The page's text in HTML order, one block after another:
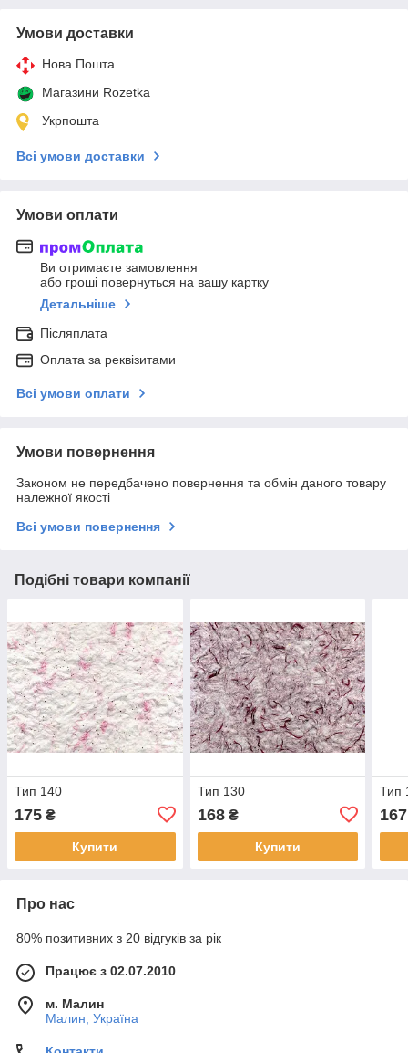
Умови доставки
Нова Пошта
Магазини Rozetka
Укрпошта
Всі умови доставки
Умови оплати
Ви отримаєте замовлення
або гроші повернуться на вашу картку
Детальніше
Післяплата
Оплата за реквізитами
Всі умови оплати
Умови повернення
Законом не передбачено повернення та обмін даного товару
належної якості
Всі умови повернення
Подібні товари компанії
Тип 140
175 ₴
Купити
Тип 130
168₴
Купити
Тип
167
Про нас
80% позитивних з 20 відгуків за рік
Працює з 02.07.2010
м. Малин
Малин, Україна